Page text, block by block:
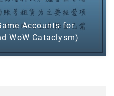
Accounts for
WoW Cataclysm)